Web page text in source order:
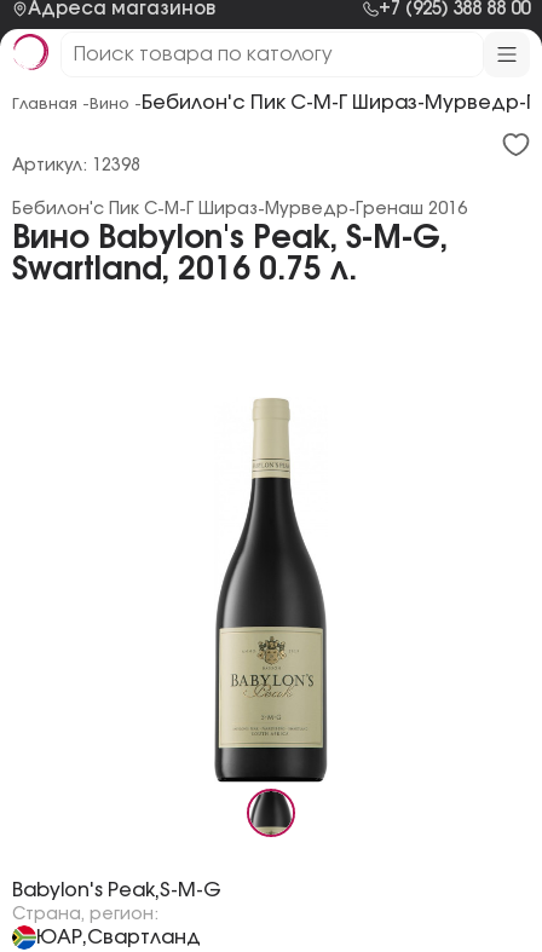
Адреса магазинов +7 (925) 388 88 00
Главная - Вино - Бебилон'с Пик С-М-Г Шираз-Мурведр-
Вино Babylon's Peak, S-M-G,
Swartland, 2016 0.75 л.
Бебилон'с Пик С-М-Г Шираз-Мурведр-Гренаш 2016
Артикул: 12398
Babylon's Peak,S-M-G
Страна, регион:
ЮАР,Свартланд